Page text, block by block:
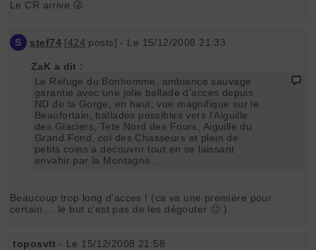
Le CR arrive 😜
S stef74[424 posts] - Le 15/12/2008 21:33
ZaK a dit :
Le Refuge du Bonhomme, ambiance sauvage
garantie avec une jolie ballade d'acces depuis
ND de la Gorge, en haut, vue magnifique sur le
Beaufortain, ballades possibles vers l'Aiguille
des Glaciers, Tete Nord des Fours, Aiguille du
Grand Fond, col des Chasseurs et plein de
petits coins a decouvrir tout en se laissant
envahir par la Montagne...
Beaucoup trop long d'acces ! (ca va une première pour
certain ... le but c'est pas de les dégouter 🤢 )
toposvtt - Le 15/12/2008 21:58